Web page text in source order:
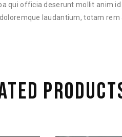
qui officia deserunt mollit anim
laudantium, totam rem